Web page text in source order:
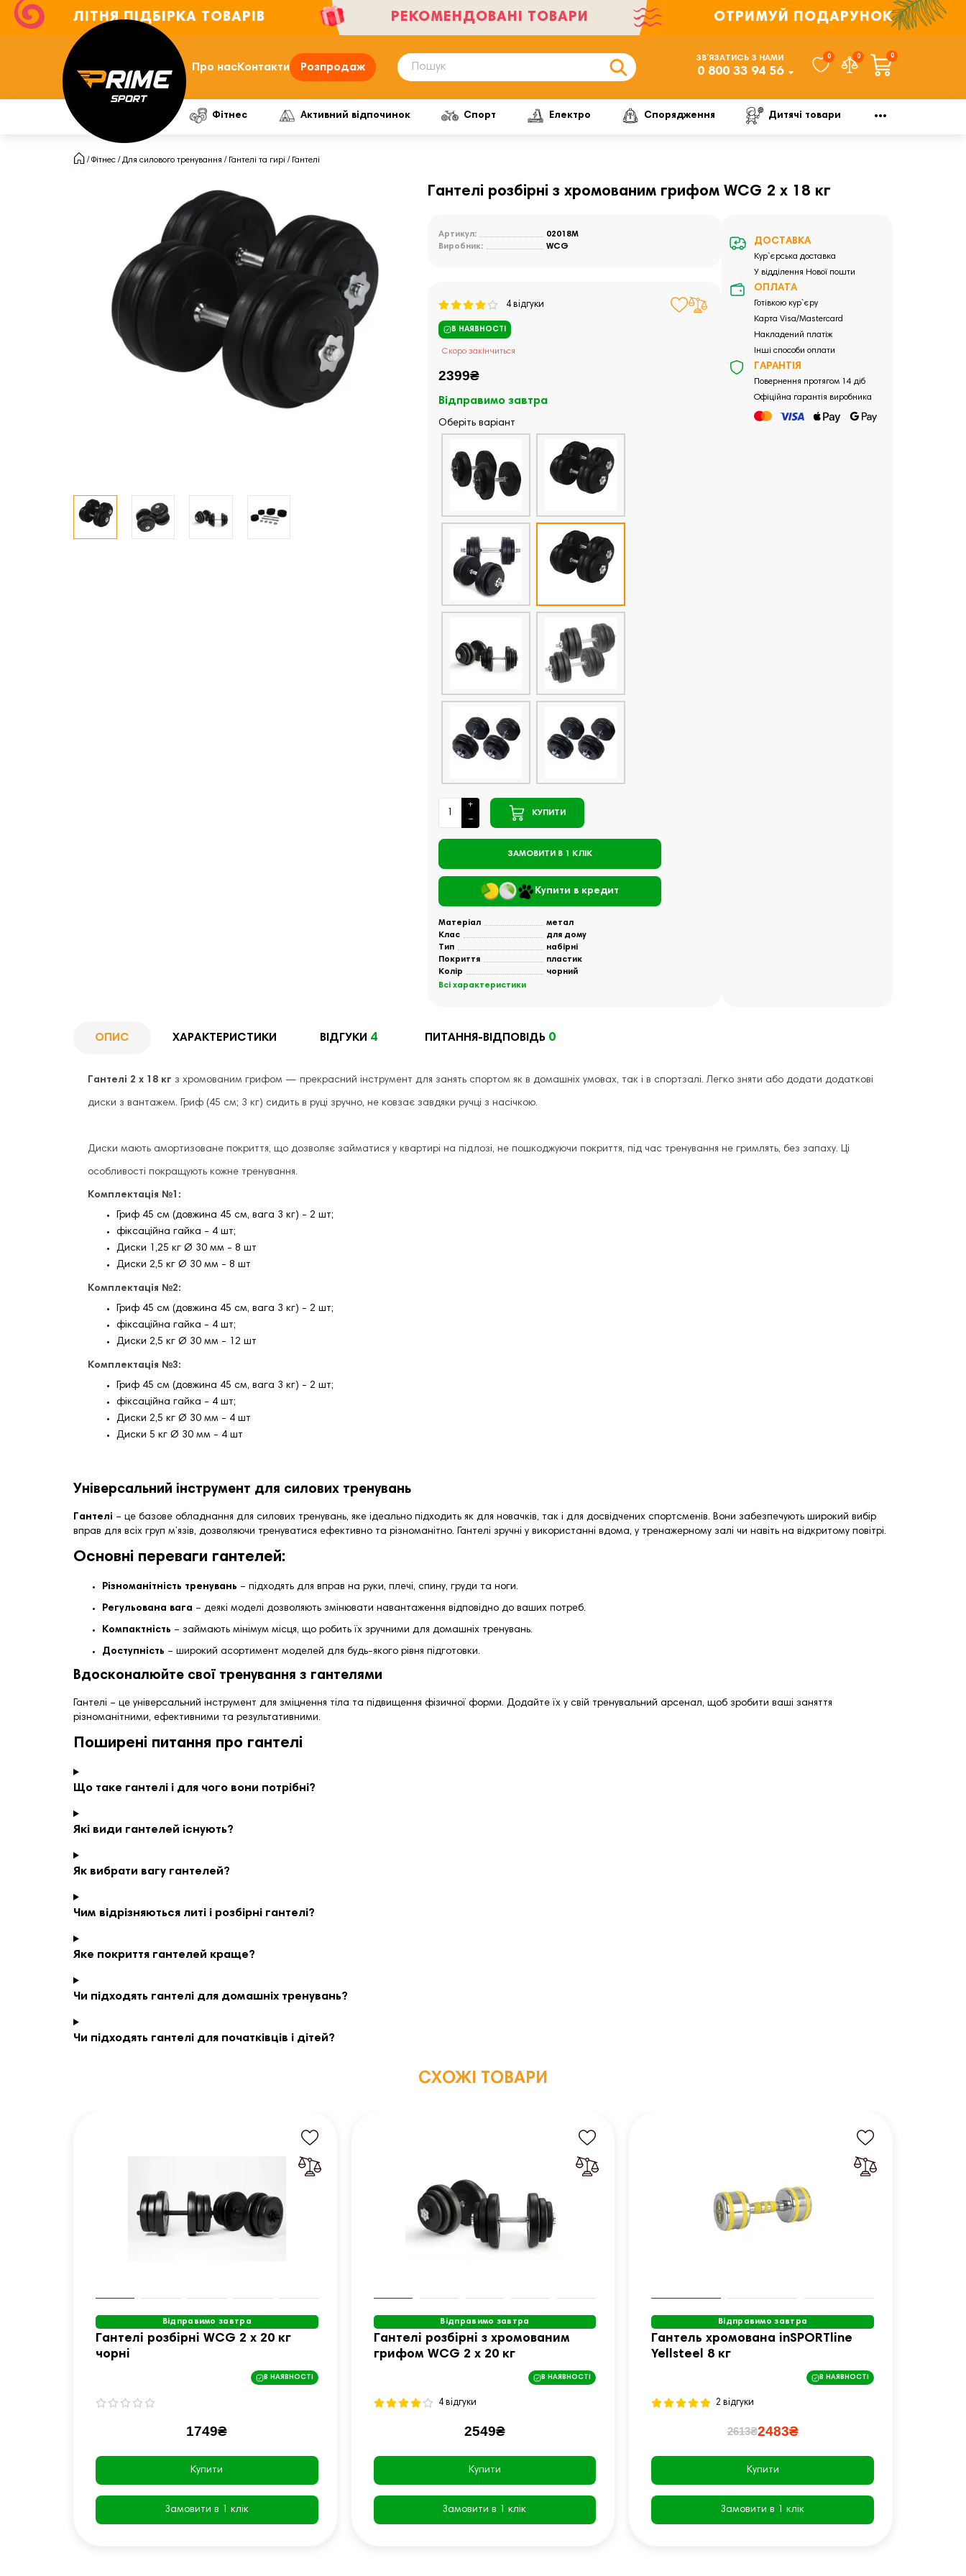
ЛІТНЯ ПІДБІРКА ТОВАРІВ РЕКОМЕНДОВАНІ ТОВАРИ ОТРИМУЙ ПОДАРУНОК
Про насКонтакти Розпродаж
ЗВ’ЯЗАТИСЬ З НАМИ
0 800 33 94 56
0 0 0
Фітнес Активний відпочинок Спорт Електро Спорядження Дитячі товари
Фітнес Для силового тренування Гантелі та гирі Гантелі
Гантелі розбірні з хромованим грифом WCG 2 х 18 кг
Артикул:
02018M
Виробник:
WCG
4 відгуки
В НАЯВНОСТІ
Скоро закінчиться
2399₴
Відправимо завтра
Оберіть варіант
КУПИТИ
ЗАМОВИТИ В 1 КЛІК
Купити в кредит
Матеріал
метал
Клас
для дому
Тип
набірні
Покриття
пластик
Колір
чорний
Всі характеристики
ДОСТАВКА
Кур`єрська доставка
У відділення Нової пошти
ОПЛАТА
Готівкою кур`єру
Карта Visa/Mastercard
Накладений платіж
Інші способи оплати
ГАРАНТІЯ
Повернення протягом 14 діб
Офіційна гарантія виробника
ОПИС ХАРАКТЕРИСТИКИ ВІДГУКИ 4 ПИТАННЯ-ВІДПОВІДЬ 0
Гантелі 2 х 18 кг з хромованим грифом — прекрасний інструмент для занять спортом як в домашніх умовах, так і в спортзалі. Легко зняти або додати додаткові
диски з вантажем. Гриф (45 см; 3 кг) сидить в руці зручно, не ковзає завдяки ручці з насічкою.
Диски мають амортизоване покриття, що дозволяє займатися у квартирі на підлозі, не пошкоджуючи покриття, під час тренування не гримлять, без запаху. Ці
особливості покращують кожне тренування.
Комплектація №1:
Гриф 45 см (довжина 45 см, вага 3 кг) - 2 шт;
фіксаційна гайка - 4 шт;
Диски 1,25 кг Ø 30 мм - 8 шт
Диски 2,5 кг Ø 30 мм - 8 шт
Комплектація №2:
Гриф 45 см (довжина 45 см, вага 3 кг) - 2 шт;
фіксаційна гайка - 4 шт;
Диски 2,5 кг Ø 30 мм - 12 шт
Комплектація №3:
Гриф 45 см (довжина 45 см, вага 3 кг) - 2 шт;
фіксаційна гайка - 4 шт;
Диски 2,5 кг Ø 30 мм - 4 шт
Диски 5 кг Ø 30 мм - 4 шт
Універсальний інструмент для силових тренувань
Гантелі – це базове обладнання для силових тренувань, яке ідеально підходить як для новачків, так і для досвідчених спортсменів. Вони забезпечують широкий вибір
вправ для всіх груп м’язів, дозволяючи тренуватися ефективно та різноманітно. Гантелі зручні у використанні вдома, у тренажерному залі чи навіть на відкритому повітрі.
Основні переваги гантелей:
Різноманітність тренувань – підходять для вправ на руки, плечі, спину, груди та ноги.
Регульована вага – деякі моделі дозволяють змінювати навантаження відповідно до ваших потреб.
Компактність – займають мінімум місця, що робить їх зручними для домашніх тренувань.
Доступність – широкий асортимент моделей для будь-якого рівня підготовки.
Вдосконалюйте свої тренування з гантелями
Гантелі – це універсальний інструмент для зміцнення тіла та підвищення фізичної форми. Додайте їх у свій тренувальний арсенал, щоб зробити ваші заняття
різноманітними, ефективними та результативними.
Поширені питання про гантелі
Що таке гантелі і для чого вони потрібні?
Які види гантелей існують?
Як вибрати вагу гантелей?
Чим відрізняються литі і розбірні гантелі?
Яке покриття гантелей краще?
Чи підходять гантелі для домашніх тренувань?
Чи підходять гантелі для початківців і дітей?
СХОЖІ ТОВАРИ
Відправимо завтра
Гантелі розбірні WCG 2 х 20 кг
чорні
В НАЯВНОСТІ
1749₴
Купити
Замовити в 1 клік
Відправимо завтра
Гантелі розбірні з хромованим
грифом WCG 2 х 20 кг
В НАЯВНОСТІ
4 відгуки
2549₴
Купити
Замовити в 1 клік
Відправимо завтра
Гантель хромована inSPORTline
Yellsteel 8 кг
В НАЯВНОСТІ
2 відгуки
2613₴2483₴
Купити
Замовити в 1 клік